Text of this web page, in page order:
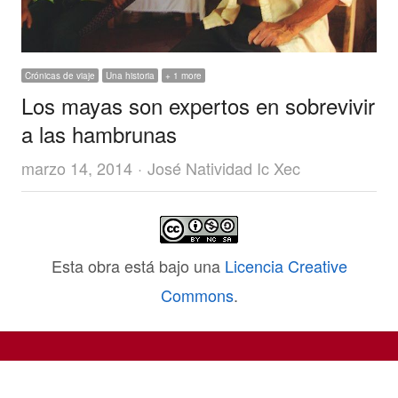
Crónicas de viaje Una historia + 1 more
Los mayas son expertos en sobrevivir
a las hambrunas
marzo 14, 2014 Author
José Natividad Ic Xec
Esta obra está bajo una Licencia Creative
Commons.